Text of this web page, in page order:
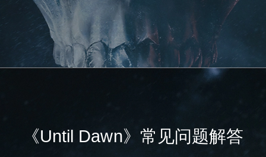
《Until Dawn》常见问题解答